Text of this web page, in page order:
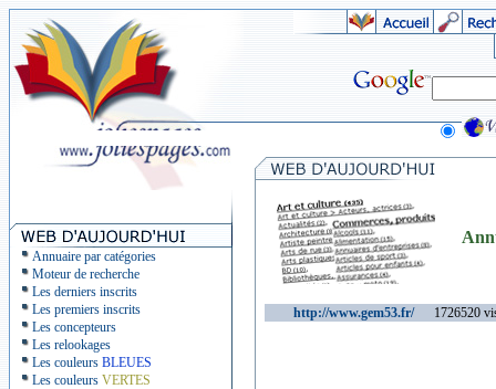
Annuaire par catégories
Moteur de recherche
Les derniers inscrits
Les premiers inscrits
Les concepteurs
Les relookages
Les couleurs BLEUES
Les couleurs VERTES
http://www.gem53.fr/1726520